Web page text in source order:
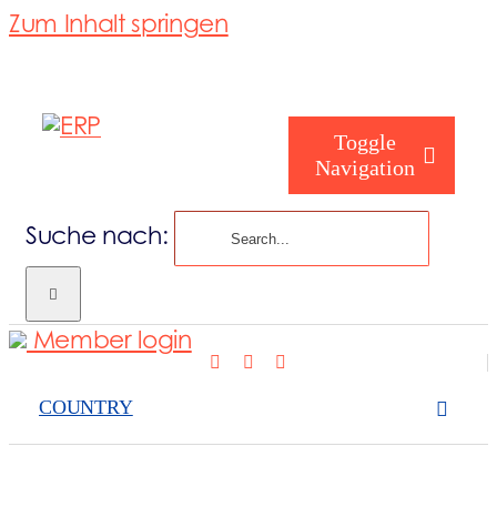
Zum Inhalt springen
Toggle
Navigation
Suche nach:
COUNTRY
Member login